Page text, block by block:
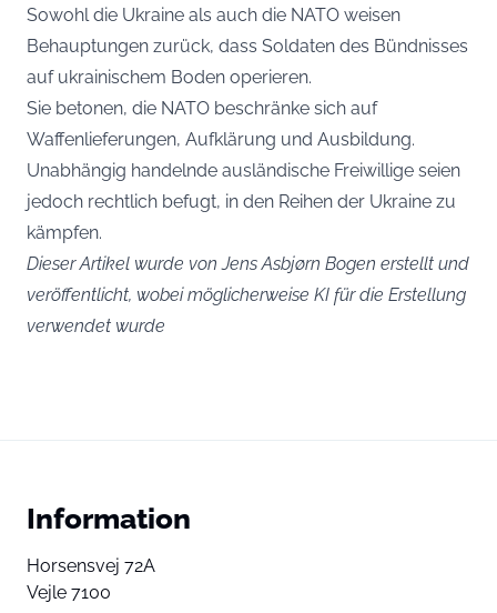
Sowohl die Ukraine als auch die NATO weisen
Behauptungen zurück, dass Soldaten des Bündnisses
auf ukrainischem Boden operieren.
Sie betonen, die NATO beschränke sich auf
Waffenlieferungen, Aufklärung und Ausbildung.
Unabhängig handelnde ausländische Freiwillige seien
jedoch rechtlich befugt, in den Reihen der Ukraine zu
kämpfen.
Dieser Artikel wurde von Jens Asbjørn Bogen erstellt und
veröffentlicht, wobei möglicherweise KI für die Erstellung
verwendet wurde
Information
Horsensvej 72A
Vejle 7100